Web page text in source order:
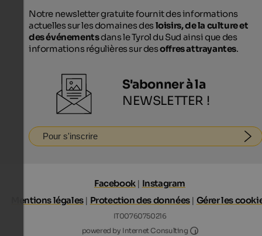
Notre newsletter gratuite fournit des informations
actuelles sur les domaines desloisirs, de la culture et
des événementsdans le Tyrol du Sud ainsi que des
informations régulières sur desoffres attrayantes.
S'abonner à la
NEWSLETTER !
Pour s'inscrire
Facebook| Instagram
Mentions légales| Protection des données| Gérer les
IT00760750216
powered by Internet Consulting
Internet